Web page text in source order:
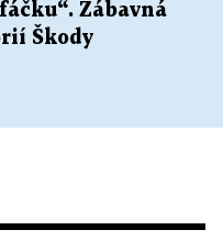
Zábavná
Škody